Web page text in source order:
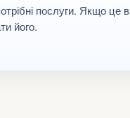
послуги. Якщо
його.